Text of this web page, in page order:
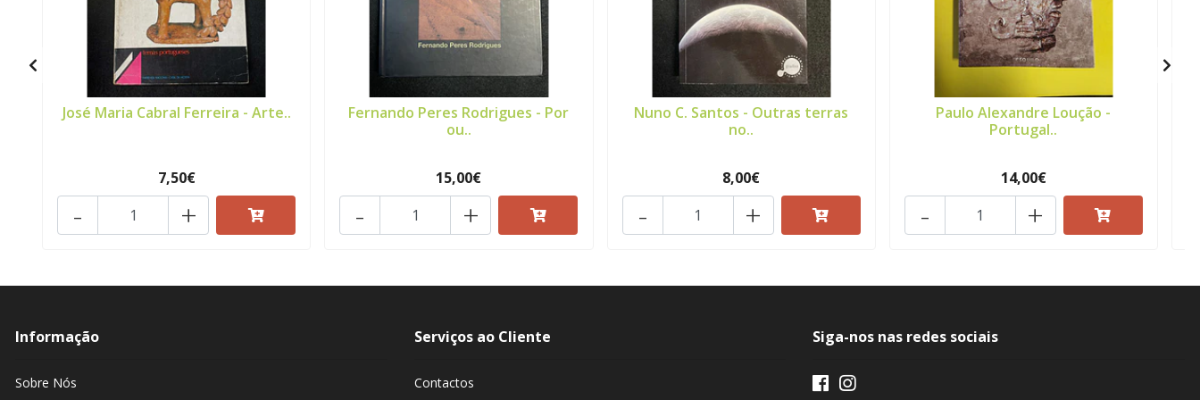
José Maria Cabral Ferreira - Arte..
7,50€
+
-
Fernando Peres Rodrigues - Por
ou..
15,00€
+
-
Nuno C. Santos - Outras terras
no..
8,00€
+
-
Paulo Alexandre Loução -
Portugal..
14,00€
+
-
Informação
Sobre Nós
Serviços ao Cliente
Contactos
Siga-nos nas redes sociais